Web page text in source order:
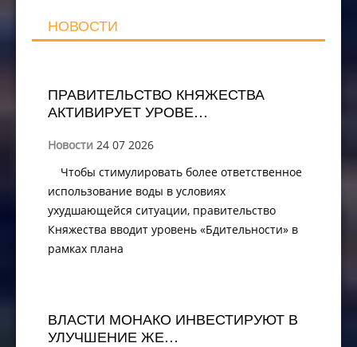
НОВОСТИ
ПРАВИТЕЛЬСТВО КНЯЖЕСТВА
АКТИВИРУЕТ УРОВЕ…
Новости 24 07 2026
Чтобы стимулировать более ответственное
использование воды в условиях
ухудшающейся ситуации, правительство
Княжества вводит уровень «Бдительности» в
рамках плана
ВЛАСТИ МОНАКО ИНВЕСТИРУЮТ В
УЛУЧШЕНИЕ ЖЕ…